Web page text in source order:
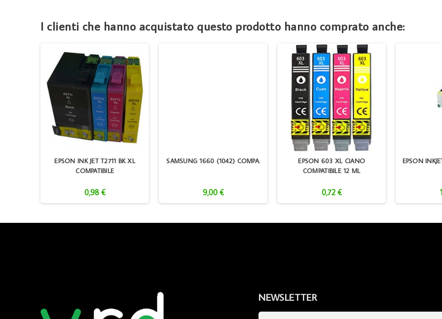
I clienti che hanno acquistato questo prodotto hanno comprato anche:
EPSON INK JET T2711 BK XL
COMPATIBILE
0,98 €
SAMSUNG 1660 (1042) COMPA.
9,00 €
EPSON 603 XL CIANO
COMPATIBILE 12 ML
0,72 €
EPSON
NEWSLETTER